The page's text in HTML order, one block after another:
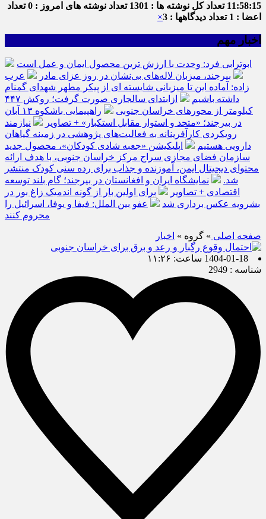
11:58:16 تعداد کل نوشته ها : 1301 تعداد نوشته های امروز : 0
تعداد
اعضا : 1
تعداد دیدگاهها : 3 ×
اخبار مهم
ابوترابی فرد: وحدت با ارزش ترین محصول ایمان و عمل است
بیرجند، میزبان لاله‌های بی‌نشان در روز عزای مادر
عرب
زاده: آماده این تا میزبانی شایسته ای از پیکر مطهر شهدای گمنام
داشته باشیم
ازابتدای سالجاری صورت گرفت؛ روکش ۴۴۷
کیلومتر از محورهای خراسان جنوبی
راهپیمایی باشکوه ۱۳ آبان
در بیرجند؛ «متحد و استوار مقابل استکبار» + تصاویر
نیازمند
رویکردی کارآفرینانه به فعالیت‌های پژوهشی در زمینه گیاهان
دارویی هستیم
اپلیکیشن «جعبه شادی کودکان»، محصول جدید
سازمان فضای مجازی سراج مرکز خراسان جنوبی، با هدف ارائه
محتوای دیجیتال ایمن، آموزنده و جذاب برای رده سنی کودک منتشر
شد.
نمایشگاه ایران و افغانستان در بیرجند؛ گام بلند توسعه
اقتصادی + تصاویر
برای اولین بار از گونه اندمیک زاغ بور در
بشرویه عکس برداری شد
عفو بین الملل: فیفا و یوفا، اسرائیل را
محروم کنند
صفحه اصلی » گروه » اخبار
1404-01-18 ساعت: ۱۱:۲۶
شناسه : 2949